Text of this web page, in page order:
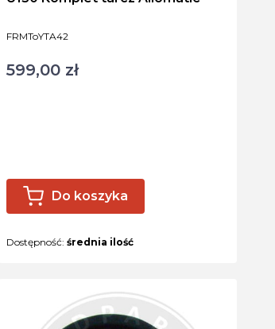
Kod produktu
FRMToYTA42
Cena
599,00 zł
Do koszyka
Dostępność: średnia ilość